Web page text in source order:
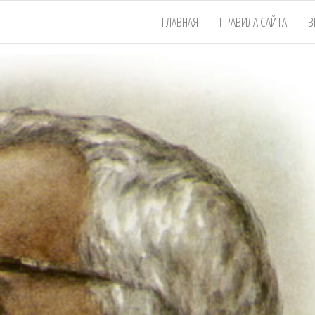
ГЛАВНАЯ ПРАВИЛА САЙТА